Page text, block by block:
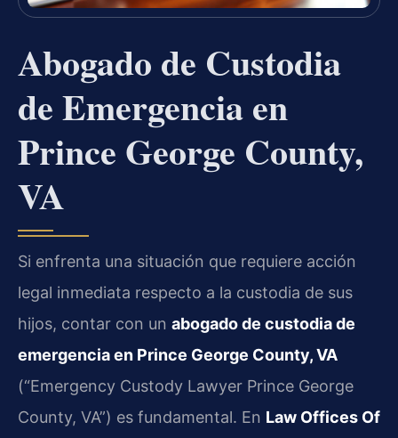
Abogado de Custodia
de Emergencia en
Prince George County,
VA
Si enfrenta una situación que requiere acción
legal inmediata respecto a la custodia de sus
hijos, contar con un abogado de custodia de
emergencia en Prince George County, VA
(“Emergency Custody Lawyer Prince George
County, VA”) es fundamental. En Law Offices Of